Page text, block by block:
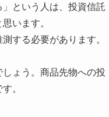
という人は、投資信託
います。
する必要があります。
ょう。商品先物への投
。